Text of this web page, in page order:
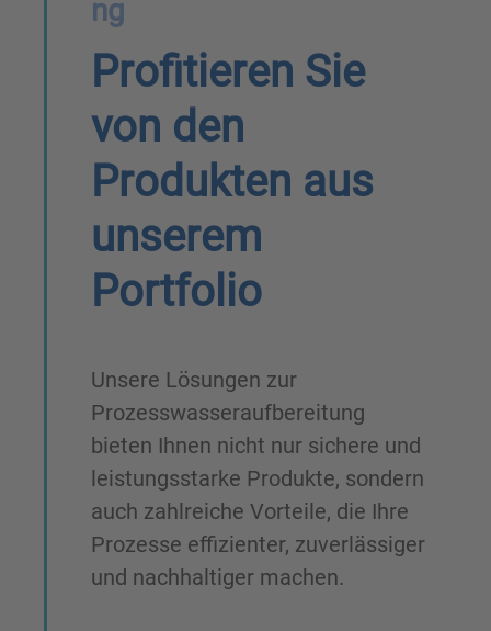
ng
Profitieren Sie
von den
Produkten aus
unserem
Portfolio
Unsere Lösungen zur
Prozesswasseraufbereitung
bieten Ihnen nicht nur sichere und
leistungsstarke Produkte, sondern
auch zahlreiche Vorteile, die Ihre
Prozesse effizienter, zuverlässiger
und nachhaltiger machen.